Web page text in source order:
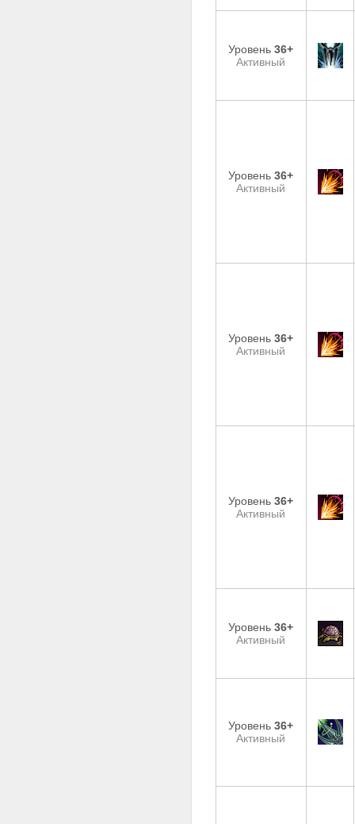
Уровень36+
Активный
Уровень36+
Активный
Уровень36+
Активный
Уровень36+
Активный
Уровень36+
Активный
Уровень36+
Активный